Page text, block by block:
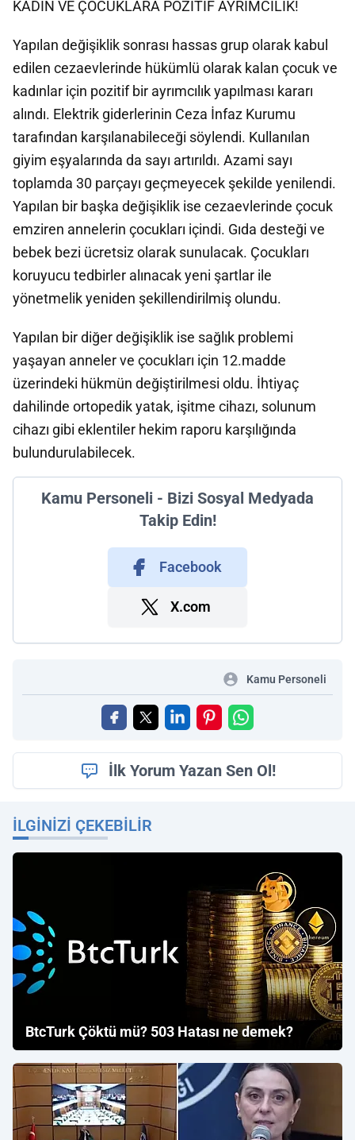
KADIN VE ÇOCUKLARA POZİTİF AYRIMCILIK!
Yapılan değişiklik sonrası hassas grup olarak kabul
edilen cezaevlerinde hükümlü olarak kalan çocuk ve
kadınlar için pozitif bir ayrımcılık yapılması kararı
alındı. Elektrik giderlerinin Ceza İnfaz Kurumu
tarafından karşılanabileceği söylendi. Kullanılan
giyim eşyalarında da sayı artırıldı. Azami sayı
toplamda 30 parçayı geçmeyecek şekilde yenilendi.
Yapılan bir başka değişiklik ise cezaevlerinde çocuk
emziren annelerin çocukları içindi. Gıda desteği ve
bebek bezi ücretsiz olarak sunulacak. Çocukları
koruyucu tedbirler alınacak yeni şartlar ile
yönetmelik yeniden şekillendirilmiş olundu.
Yapılan bir diğer değişiklik ise sağlık problemi
yaşayan anneler ve çocukları için 12.madde
üzerindeki hükmün değiştirilmesi oldu. İhtiyaç
dahilinde ortopedik yatak, işitme cihazı, solunum
cihazı gibi eklentiler hekim raporu karşılığında
bulundurulabilecek.
Kamu Personeli - Bizi Sosyal Medyada
Takip Edin!
Facebook
X.com
Kamu Personeli
İlk Yorum Yazan Sen Ol!
İLGINIZI ÇEKEBILIR
BtcTurk Çöktü mü? 503 Hatası ne demek?